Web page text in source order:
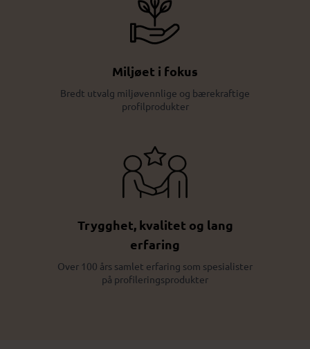
Miljøet i fokus
Bredt utvalg miljøvennlige og bærekraftige
profilprodukter
Trygghet, kvalitet og lang
erfaring
Over 100 års samlet erfaring som spesialister
på profileringsprodukter